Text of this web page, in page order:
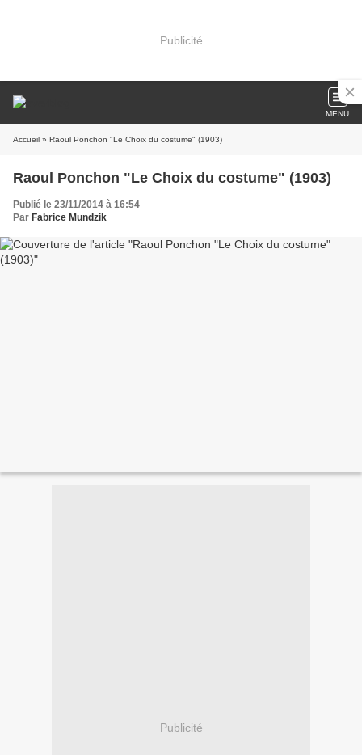
Publicité
MENU
Accueil » Raoul Ponchon "Le Choix du costume" (1903)
Raoul Ponchon "Le Choix du costume" (1903)
Publié le 23/11/2014 à 16:54
Par Fabrice Mundzik
Publicité